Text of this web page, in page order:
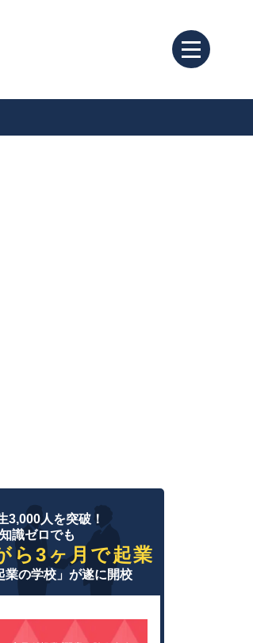
3,000人を突破！
知識ゼロでも
ら3ヶ月で起業
業の学校」が遂に開校